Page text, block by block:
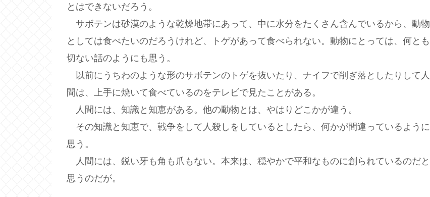
とはできないだろう。
サボテンは砂漠のような乾燥地帯にあって、中に水分をたくさん含んでいるから、動物
としては食べたいのだろうけれど、トゲがあって食べられない。動物にとっては、何とも
切ない話のようにも思う。
以前にうちわのような形のサボテンのトゲを抜いたり、ナイフで削ぎ落としたりして人
間は、上手に焼いて食べているのをテレビで見たことがある。
人間には、知識と知恵がある。他の動物とは、やはりどこかが違う。
その知識と知恵で、戦争をして人殺しをしているとしたら、何かが間違っているように
思う。
人間には、鋭い牙も角も爪もない。本来は、穏やかで平和なものに創られているのだと
思うのだが。